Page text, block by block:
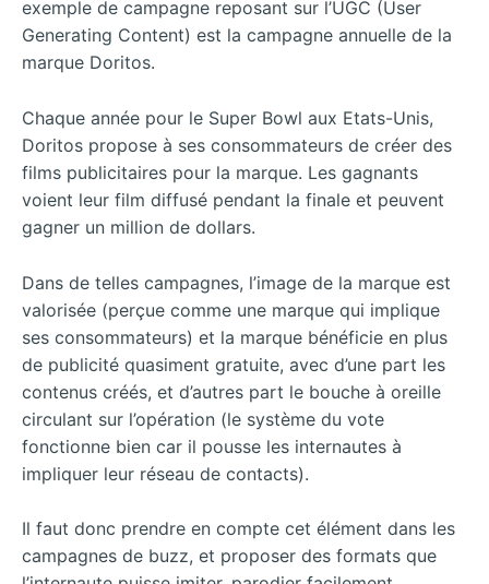
exemple de campagne reposant sur l’UGC (User
Generating Content) est la campagne annuelle de la
marque Doritos.
Chaque année pour le Super Bowl aux Etats-Unis,
Doritos propose à ses consommateurs de créer des
films publicitaires pour la marque. Les gagnants
voient leur film diffusé pendant la finale et peuvent
gagner un million de dollars.
Dans de telles campagnes, l’image de la marque est
valorisée (perçue comme une marque qui implique
ses consommateurs) et la marque bénéficie en plus
de publicité quasiment gratuite, avec d’une part les
contenus créés, et d’autres part le bouche à oreille
circulant sur l’opération (le système du vote
fonctionne bien car il pousse les internautes à
impliquer leur réseau de contacts).
Il faut donc prendre en compte cet élément dans les
campagnes de buzz, et proposer des formats que